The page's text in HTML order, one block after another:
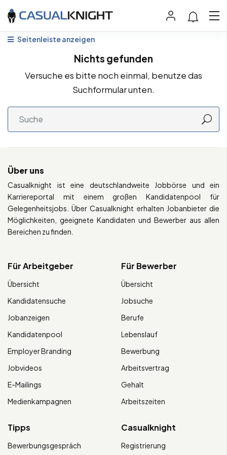
Seitenleiste anzeigen
Nichts gefunden
Versuche es bitte noch einmal, benutze das
Suchformular unten.
Über uns
Casualknight ist eine deutschlandweite Jobbörse und ein
Karriereportal mit einem großen Kandidatenpool für
Gelegenheitsjobs. Über Casualknight erhalten Jobanbieter die
Möglichkeiten, geeignete Kandidaten und Bewerber aus allen
Bereichen zu finden.
Für Arbeitgeber
Übersicht
Kandidatensuche
Jobanzeigen
Kandidatenpool
Employer Branding
Jobvideos
E-Mailings
Medienkampagnen
Für Bewerber
Übersicht
Jobsuche
Berufe
Lebenslauf
Bewerbung
Arbeitsvertrag
Gehalt
Arbeitszeiten
Tipps
Bewerbungsgespräch
Casualknight
Registrierung